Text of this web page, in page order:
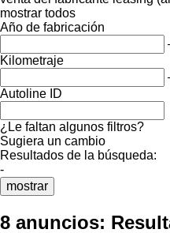
mostrar todos
Año de fabricación
Kilometraje
Autoline ID
¿Le faltan algunos filtros?
Sugiera un cambio
Resultados de la búsqueda:
-
mostrar
8 anuncios: